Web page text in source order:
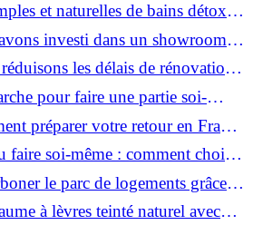
et naturelles de bains détox
investi dans un showroom-
apporte aux clients
les délais de rénovation à
6?
pour faire une partie soi-
le reste ?
préparer votre retour en France
à distance ?
faire soi-même : comment choisir
?
le parc de logements grâce à
?
à lèvres teinté naturel avec